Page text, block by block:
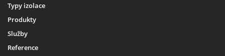
Typy izolace
Produkty
Služby
Reference